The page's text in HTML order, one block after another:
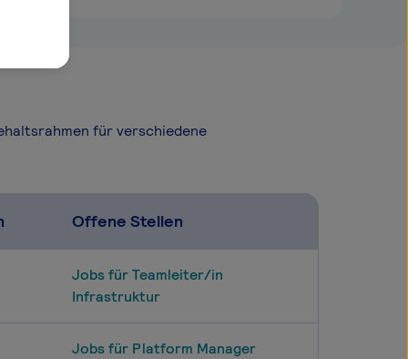
für verschiedene
Offene Stellen
Jobs für Teamleiter/in
Infrastruktur
Jobs für Platform Manager